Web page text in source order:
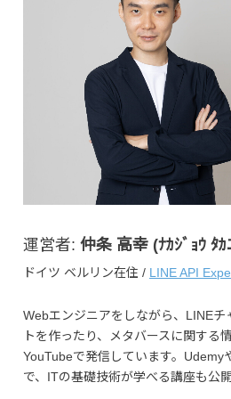
運営者: 仲条 高幸 (ﾅｶｼﾞｮｳ ﾀｶ
ドイツ ベルリン在住 / LINE API
Webエンジニアをしながら、LINEチ
トを作ったり、メタバースに関する
YouTubeで発信しています。Udemy
で、ITの基礎技術が学べる講座も公開